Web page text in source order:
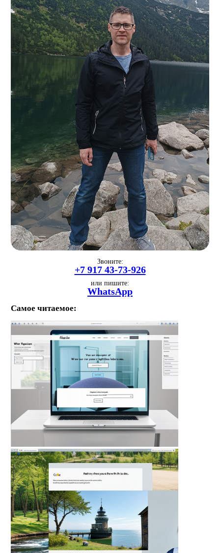
Звоните:
+7 917 43-73-926
или пишите:
WhatsApp
Самое читаемое: